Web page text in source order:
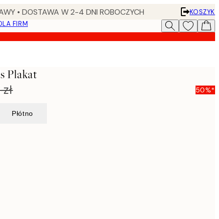
• DOSTAWA W 2-4 DNI ROBOCZYCH
KOSZYK
FIRM
Plakat
50%*
Płótno